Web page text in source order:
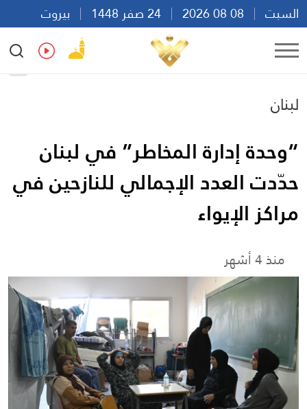
السبت
بيروت
13:48
Ar
لبنان
“وحدة إدارة المخاطر” في لبنان
حدّدت العدد الإجمالي للنازحين في
مراكز الإيواء
منذ 4 أشهر